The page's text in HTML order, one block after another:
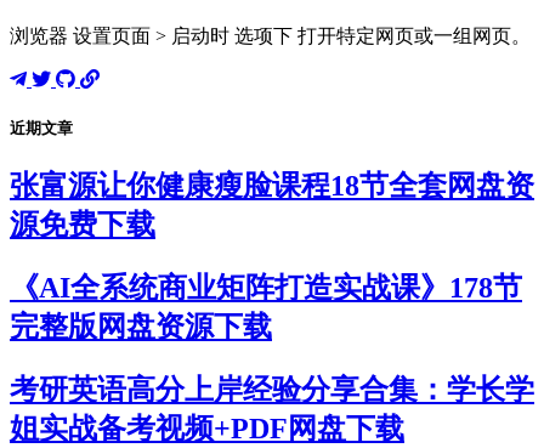
浏览器 设置页面 > 启动时 选项下 打开特定网页或一组网页。
近期文章
张富源让你健康瘦脸课程18节全套网盘资
源免费下载
《AI全系统商业矩阵打造实战课》178节
完整版网盘资源下载
考研英语高分上岸经验分享合集：学长学
姐实战备考视频+PDF网盘下载